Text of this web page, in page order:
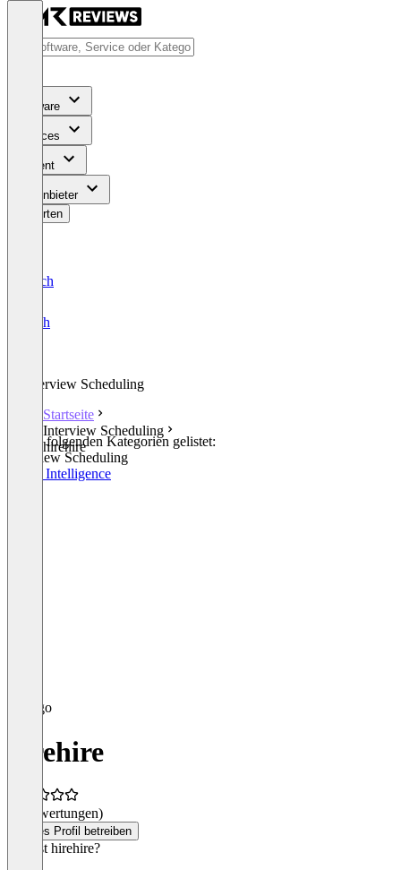
Software
Services
Content
Für Anbieter
Bewerten
Deutsch
English
Interview Scheduling
Startseite
Interview Scheduling
hirehire
In den folgenden Kategorien gelistet:
Interview Scheduling
Talent Intelligence
hirehire
(0 Bewertungen)
Dieses Profil betreiben
Was ist hirehire?